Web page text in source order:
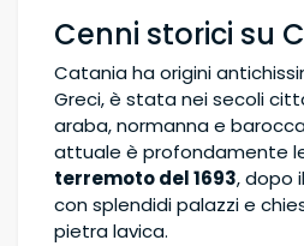
Cenni storici su
Catania ha origini
Greci, è stata nei secoli
araba, normanna e
attuale è profondamente
terremoto del 1693, dopo
con splendidi palazzi e
pietra lavica.